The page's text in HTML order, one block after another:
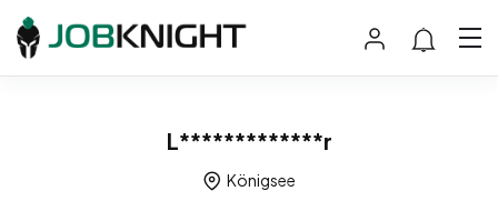
L*************r
Königsee